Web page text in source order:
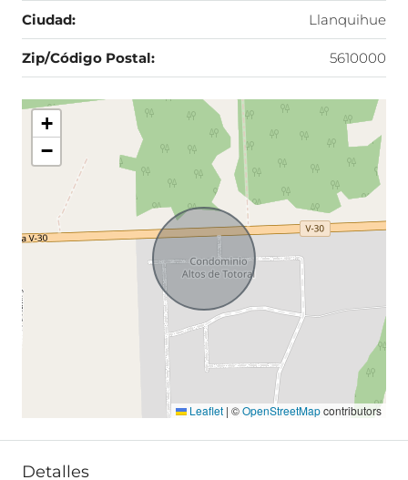
Ciudad: Llanquihue
Zip/Código Postal: 5610000
+
−
Leaflet | ©OpenStreetMapcontributors
Detalles